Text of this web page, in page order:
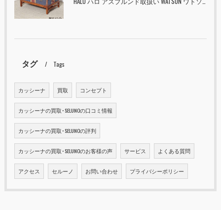
タグ Tags
カッシーナ 買取 コンセプト
カッシーナの買取･SELUNOの口コミ情報
カッシーナの買取･SELUNOの評判
カッシーナの買取･SELUNOのお客様の声 サービス よくある質問
アクセス セルーノ お問い合わせ プライバシーポリシー